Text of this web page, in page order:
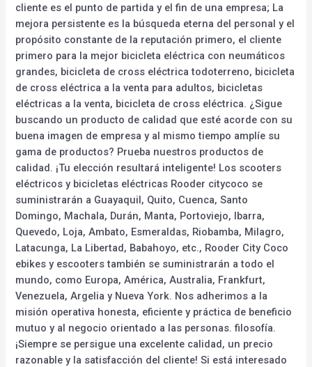
cliente es el punto de partida y el fin de una empresa; La
mejora persistente es la búsqueda eterna del personal y el
propósito constante de la reputación primero, el cliente
primero para la mejor bicicleta eléctrica con neumáticos
grandes, bicicleta de cross eléctrica todoterreno, bicicleta
de cross eléctrica a la venta para adultos, bicicletas
eléctricas a la venta, bicicleta de cross eléctrica. ¿Sigue
buscando un producto de calidad que esté acorde con su
buena imagen de empresa y al mismo tiempo amplíe su
gama de productos? Prueba nuestros productos de
calidad. ¡Tu elección resultará inteligente! Los scooters
eléctricos y bicicletas eléctricas Rooder citycoco se
suministrarán a Guayaquil, Quito, Cuenca, Santo
Domingo, Machala, Durán, Manta, Portoviejo, Ibarra,
Quevedo, Loja, Ambato, Esmeraldas, Riobamba, Milagro,
Latacunga, La Libertad, Babahoyo, etc., Rooder City Coco
ebikes y escooters también se suministrarán a todo el
mundo, como Europa, América, Australia, Frankfurt,
Venezuela, Argelia y Nueva York. Nos adherimos a la
misión operativa honesta, eficiente y práctica de beneficio
mutuo y al negocio orientado a las personas. filosofía.
¡Siempre se persigue una excelente calidad, un precio
razonable y la satisfacción del cliente! Si está interesado